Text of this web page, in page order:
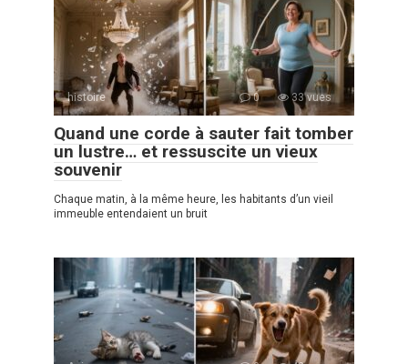
histoire 0 33 vues
Quand une corde à sauter fait tomber
un lustre… et ressuscite un vieux
souvenir
Chaque matin, à la même heure, les habitants d’un vieil
immeuble entendaient un bruit